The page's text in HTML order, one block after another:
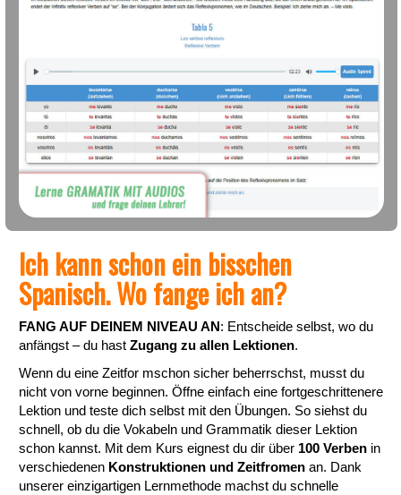
Ich kann schon ein bisschen
Spanisch. Wo fange ich an?
FANG AUF DEINEM NIVEAU AN: Entscheide selbst, wo du
anfängst – du hast Zugang zu allen Lektionen.
Wenn du eine Zeitfor mschon sicher beherrschst, musst du
nicht von vorne beginnen. Öffne einfach eine fortgeschrittenere
Lektion und teste dich selbst mit den Übungen. So siehst du
schnell, ob du die Vokabeln und Grammatik dieser Lektion
schon kannst. Mit dem Kurs eignest du dir über 100 Verben in
verschiedenen Konstruktionen und Zeitfromen an. Dank
unserer einzigartigen Lernmethode machst du schnelle